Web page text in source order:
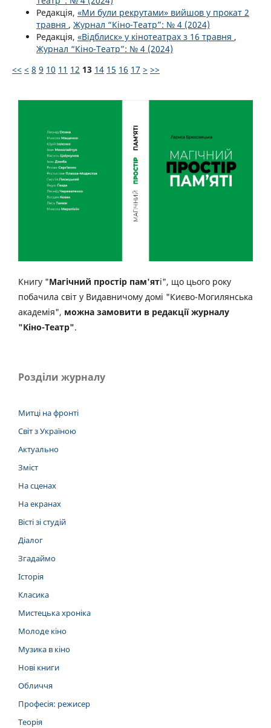
Редакція, «Ми були рекрутами» вийшов у прокат 2
травня , Журнал “Кіно-Театр”: № 4 (2024)
Редакція, «Відблиск» у кінотеатрах з 16 травня ,
Журнал “Кіно-Театр”: № 4 (2024)
<< < 8 9 10 11 12 13 14 15 16 17 > >>
Книгу "Магічний простір пам'яті", що цього року
побачила світ у Видавничому домі "Києво-Могилянська
академія", можна замовити в редакції журналу
"Кіно-Театр".
Розділи журналу
Митці на фронті
Світ з Україною
Актуально
Зміст
На сценах
На екранах
Вісті зі студій
Діалог
Згадаймо
Історія
Класика
Мистецька хроніка
Молоде кіно
Музика в кіно
Нові книги
Обличчя
Професія: режисер
Теорія